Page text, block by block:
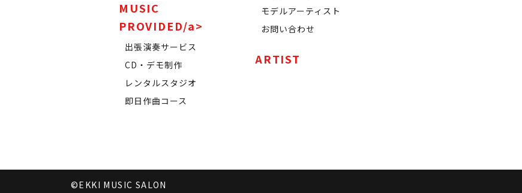
MUSIC
PROVIDED/a>
出張演奏サービス
CD・デモ制作
レンタルスタジオ
即日作曲コース
モデルアーティスト
お問い合わせ
ARTIST
©EKKI MUSIC SALON